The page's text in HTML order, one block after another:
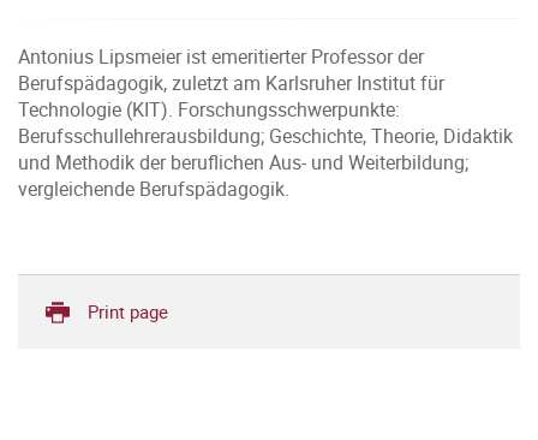
Antonius Lipsmeier ist emeritierter Professor der
Berufspädagogik, zuletzt am Karlsruher Institut für
Technologie (KIT). Forschungsschwerpunkte:
Berufsschullehrerausbildung; Geschichte, Theorie, Didaktik
und Methodik der beruflichen Aus- und Weiterbildung;
vergleichende Berufspädagogik.
Print page